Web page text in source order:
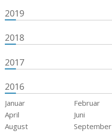
2019
2018
2017
2016
Januar Februar
April
Juni
August
September